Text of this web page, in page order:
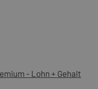
- Lohn + Gehalt